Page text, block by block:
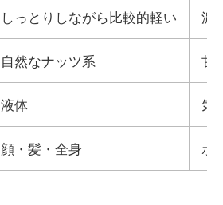
しっとりしながら比較的軽い 濃
自然なナッツ系 甘
液体 気
顔・髪・全身 ボ